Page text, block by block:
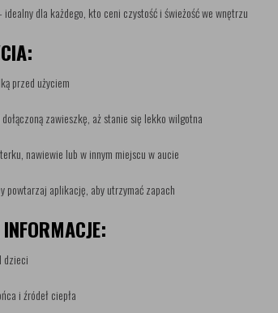
idealny dla każdego, kto ceni czystość i świeżość we wnętrzu
przed użyciem
zawieszkę, aż stanie się lekko wilgotna
nawiewie lub w innym miejscu w aucie
powtarzaj aplikację, aby utrzymać zapach
dzieci
i źródeł ciepła